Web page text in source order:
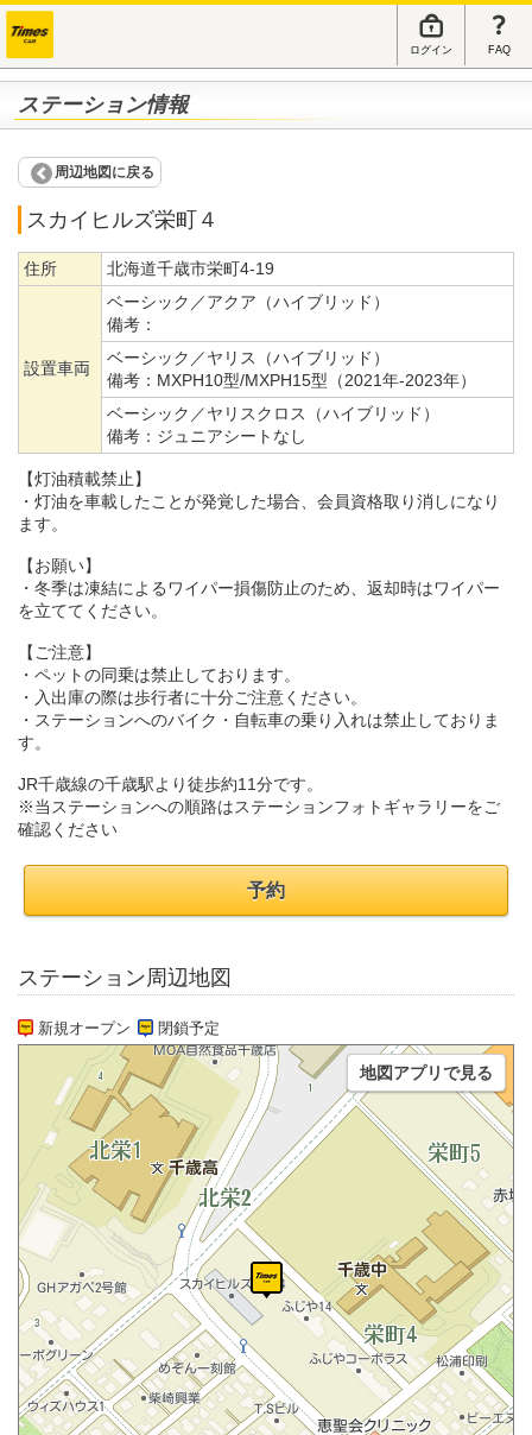
ログイン FAQ
ステーション情報
周辺地図に戻る
スカイヒルズ栄町４
住所 北海道千歳市栄町4-19
設置車両
ベーシック／アクア（ハイブリッド）
備考：
ベーシック／ヤリス（ハイブリッド）
備考： MXPH10型/MXPH15型（2021年-2023年）
ベーシック／ヤリスクロス（ハイブリッド）
備考： ジュニアシートなし
【灯油積載禁止】
・灯油を車載したことが発覚した場合、会員資格取り消しになり
ます。
【お願い】
・冬季は凍結によるワイパー損傷防止のため、返却時はワイパー
を立ててください。
【ご注意】
・ペットの同乗は禁止しております。
・入出庫の際は歩行者に十分ご注意ください。
・ステーションへのバイク・自転車の乗り入れは禁止しておりま
す。
JR千歳線の千歳駅より徒歩約11分です。
※当ステーションへの順路はステーションフォトギャラリーをご
確認ください
予約
ステーション周辺地図
新規オープン 閉鎖予定
地図アプリで見る